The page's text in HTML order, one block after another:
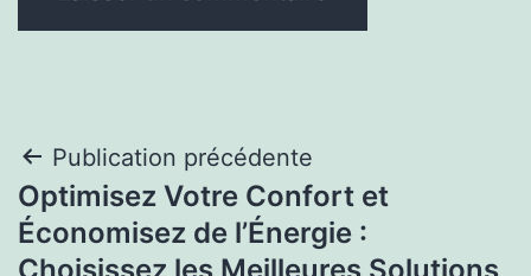
Navigation
de
Publication précédente
Optimisez Votre Confort et
Économisez de l’Énergie :
Choisissez les Meilleures Solutions